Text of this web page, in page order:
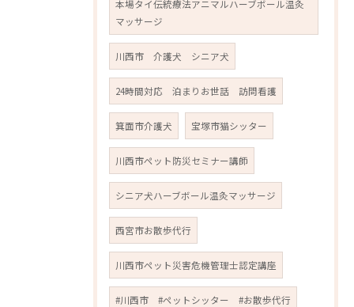
本場タイ伝統療法アニマルハーブボール温灸
マッサージ
川西市 介護犬 シニア犬
24時間対応 泊まりお世話 訪問看護
箕面市介護犬 宝塚市猫シッター
川西市ペット防災セミナー講師
シニア犬ハーブボール温灸マッサージ
西宮市お散歩代行
川西市ペット災害危機管理士認定講座
#川西市 #ペットシッター #お散歩代行